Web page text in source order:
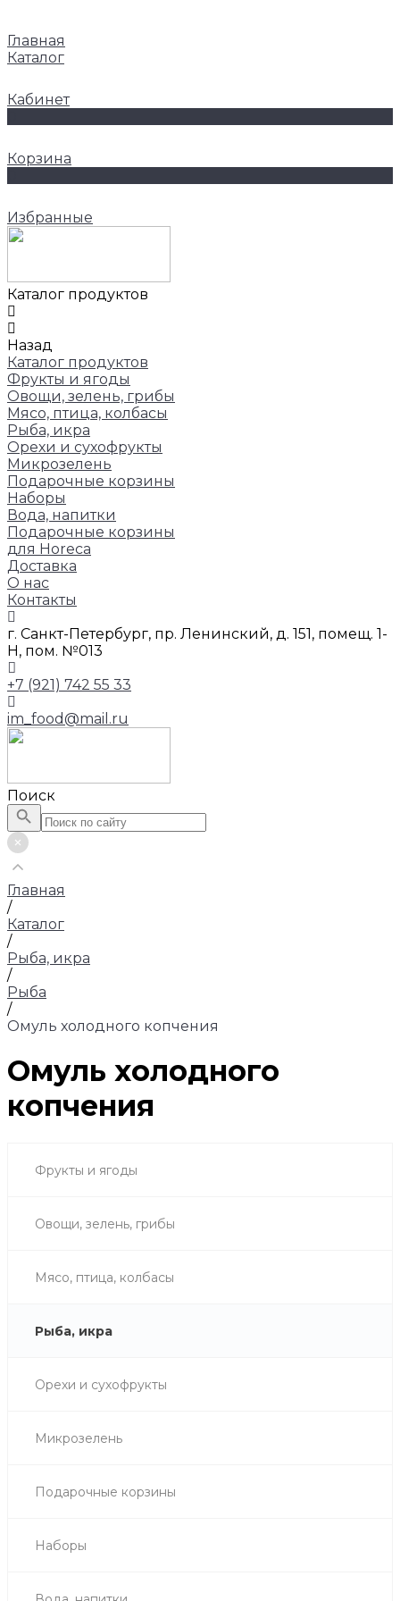
Главная
Каталог
Кабинет
Корзина
Избранные
Каталог продуктов
Назад
Каталог продуктов
Фрукты и ягоды
Овощи, зелень, грибы
Мясо, птица, колбасы
Рыба, икра
Орехи и сухофрукты
Микрозелень
Подарочные корзины
Наборы
Вода, напитки
Подарочные корзины
для Horeca
Доставка
О нас
Контакты
г. Санкт-Петербург, пр. Ленинский, д. 151, помещ. 1-
Н, пом. №013
+7 (921) 742 55 33
im_food@mail.ru
Поиск
Главная
/
Каталог
/
Рыба, икра
/
Рыба
/
Омуль холодного копчения
Омуль холодного
копчения
Фрукты и ягоды
Овощи, зелень, грибы
Мясо, птица, колбасы
Рыба, икра
Орехи и сухофрукты
Микрозелень
Подарочные корзины
Наборы